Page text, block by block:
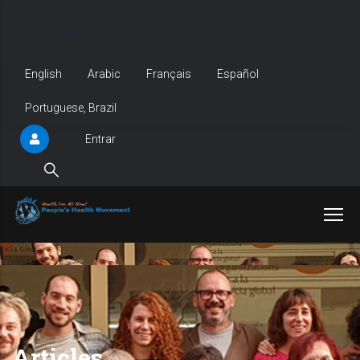
principal
English Arabic Français Español
Portuguese, Brazil
account
Entrar